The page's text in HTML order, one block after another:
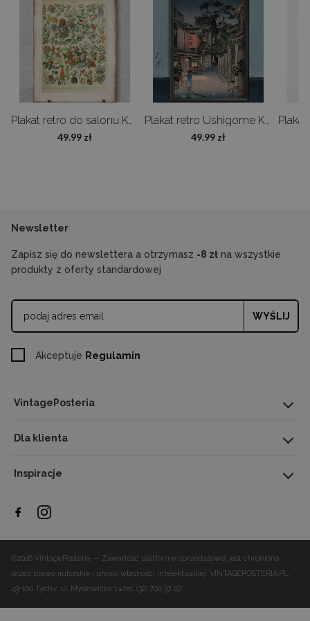
Galeria produktu
Czy oferujecie zamówienia na wymiar?
Oczywiście! Możemy zmodyfikować projekt lub zmienić wymiar – napisz
do nas, a przygotujemy ofertę dopasowaną do Twoich potrzeb.
Plakat retro do salonu Kwiaty Adolphe Millot
49.99 zł
Plakat retro Ushigome Kagurazaka
49.99 zł
VintagePosteria
Dla klienta
Inspiracje
Newsletter
Zapisz się do newslettera a otrzymasz -8 zł na wszystkie
produkty z oferty standardowej
WYŚLIJ
Akceptuje Regulamin
©2026 VintagePosteria — Zawartość platformy sprzedażowej jest chroniona
przez prawo autorskie i prawo własności intelektualnej. VINTAGEPOSTERIA.PL,
43-100 Tychy, ul. Mysłowicka 1
tel. (32) 700 37 07